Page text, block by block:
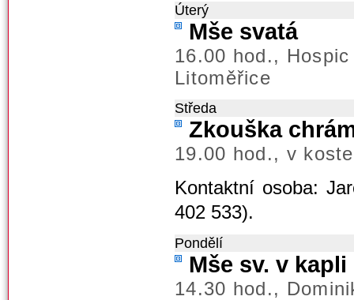
Úterý
Mše svatá
16.00 hod.,
Litoměřice
Středa
Zkouška
19.00 hod., v
Kontaktní osoba:
402 533).
Pondělí
Mše sv. v
14.30 hod.,